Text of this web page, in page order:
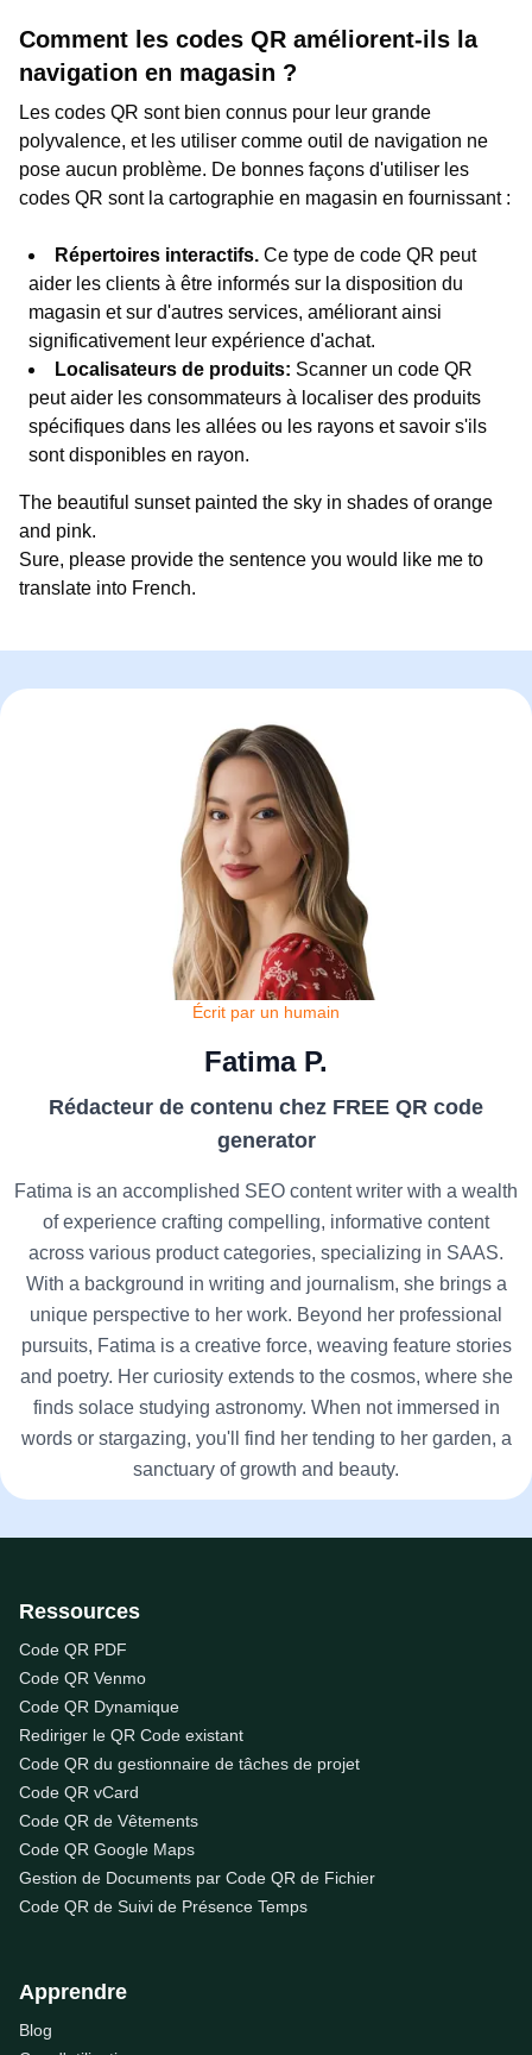
Comment les codes QR améliorent-ils la
navigation en magasin ?
Les codes QR sont bien connus pour leur grande
polyvalence, et les utiliser comme outil de navigation ne
pose aucun problème. De bonnes façons d'utiliser les
codes QR sont la cartographie en magasin en fournissant :
Répertoires interactifs. Ce type de code QR peut
aider les clients à être informés sur la disposition du
magasin et sur d'autres services, améliorant ainsi
significativement leur expérience d'achat.
Localisateurs de produits: Scanner un code QR
peut aider les consommateurs à localiser des produits
spécifiques dans les allées ou les rayons et savoir s'ils
sont disponibles en rayon.
The beautiful sunset painted the sky in shades of orange
and pink.
Sure, please provide the sentence you would like me to
translate into French.
Écrit par un humain
Fatima P.
Rédacteur de contenu chez FREE QR code
generator
Fatima is an accomplished SEO content writer with a wealth
of experience crafting compelling, informative content
across various product categories, specializing in SAAS.
With a background in writing and journalism, she brings a
unique perspective to her work. Beyond her professional
pursuits, Fatima is a creative force, weaving feature stories
and poetry. Her curiosity extends to the cosmos, where she
finds solace studying astronomy. When not immersed in
words or stargazing, you'll find her tending to her garden, a
sanctuary of growth and beauty.
Ressources
Code QR PDF
Code QR Venmo
Code QR Dynamique
Rediriger le QR Code existant
Code QR du gestionnaire de tâches de projet
Code QR vCard
Code QR de Vêtements
Code QR Google Maps
Gestion de Documents par Code QR de Fichier
Code QR de Suivi de Présence Temps
Apprendre
Blog